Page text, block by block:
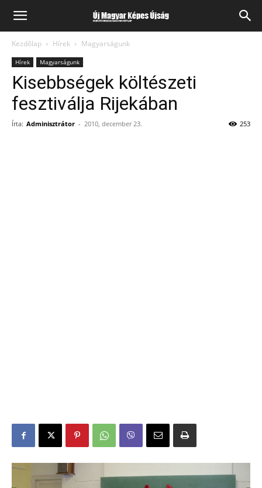
Kezdőlap Hírek Magyarságunk
Hírek Magyarságunk
Kisebbségek költészeti
fesztiválja Rijekában
Írta: Adminisztrátor - 2010, december 23. 253